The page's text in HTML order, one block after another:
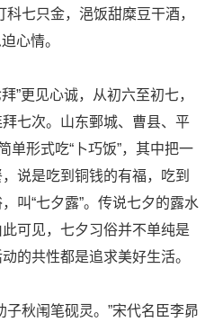
七只金，浥饭甜糜豆干酒，
心情。
”更见心诚，从初六至初七，
七次。山东鄄城、曹县、平
单形式吃“卜巧饭”，其中把一
说是吃到铜钱的有福，吃到
叫“七夕露”。传说七夕的露水
可见，七夕习俗并不单纯是
的共性都是追求美好生活。
秋闱笔砚灵。”宋代名臣李昴